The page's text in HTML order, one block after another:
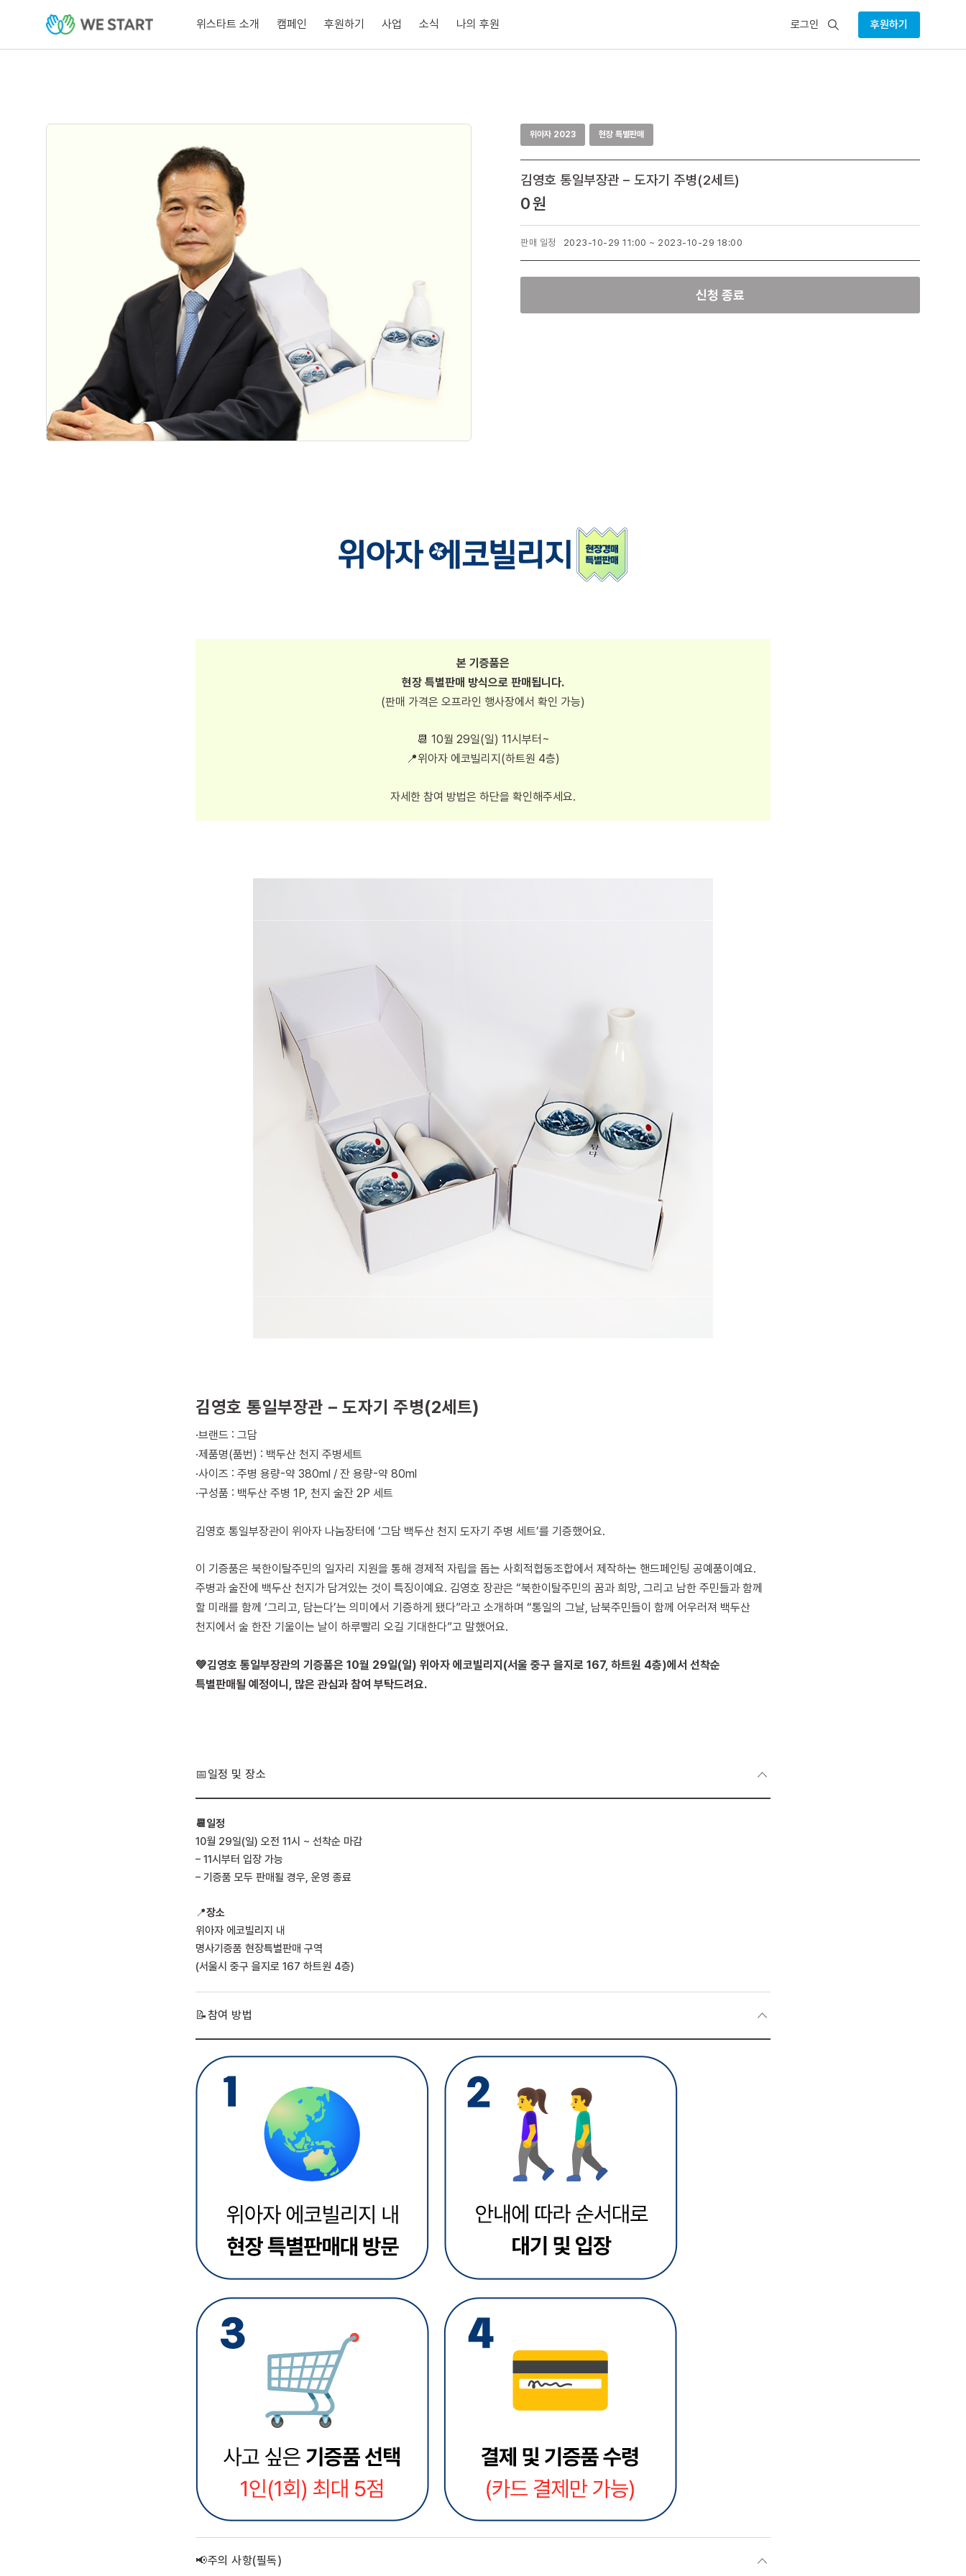
위스타트 소개 캠페인 후원하기 사업 소식 나의 후원 로그인
검
후원하기
위아자 2023 현장 특별판매
김영호 통일부장관 – 도자기 주병(2세트)
0 원
판매 일정 2023-10-29 11:00 ~ 2023-10-29 18:00
신청 종료
본 기증품은
현장 특별판매 방식으로 판매됩니다.
(판매 가격은 오프라인 행사장에서 확인 가능)
📆 10월 29일(일) 11시부터~
📍위아자 에코빌리지(하트원 4층)
자세한 참여 방법은 하단을 확인해주세요.
김영호 통일부장관 – 도자기 주병(2세트)
·브랜드 : 그담
·제품명(품번) : 백두산 천지 주병세트
·사이즈 : 주병 용량-약 380ml / 잔 용량-약 80ml
·구성품 : 백두산 주병 1P, 천지 술잔 2P 세트
김영호 통일부장관이 위아자 나눔장터에 ‘그담 백두산 천지 도자기 주병 세트’를 기증했어요.
이 기증품은 북한이탈주민의 일자리 지원을 통해 경제적 자립을 돕는 사회적협동조합에서 제작하는 핸드페인팅 공예품이예요.
주병과 술잔에 백두산 천지가 담겨있는 것이 특징이예요. 김영호 장관은 “북한이탈주민의 꿈과 희망, 그리고 남한 주민들과 함께
할 미래를 함께 ‘그리고, 담는다’는 의미에서 기증하게 됐다”라고 소개하며 “통일의 그날, 남북주민들이 함께 어우러져 백두산
천지에서 술 한잔 기울이는 날이 하루빨리 오길 기대한다”고 말했어요.
💚김영호 통일부장관의 기증품은 10월 29일(일) 위아자 에코빌리지(서울 중구 을지로 167, 하트원 4층)에서 선착순
특별판매될 예정이니, 많은 관심과 참여 부탁드려요.
📅일정 및 장소
📆일정
10월 29일(일) 오전 11시 ~ 선착순 마감
– 11시부터 입장 가능
– 기증품 모두 판매될 경우, 운영 종료
📍장소
위아자 에코빌리지 내
명사기증품 현장특별판매 구역
(서울시 중구 을지로 167 하트원 4층)
📝참여 방법
📢주의 사항(필독)